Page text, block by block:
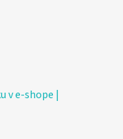
v e-shope |